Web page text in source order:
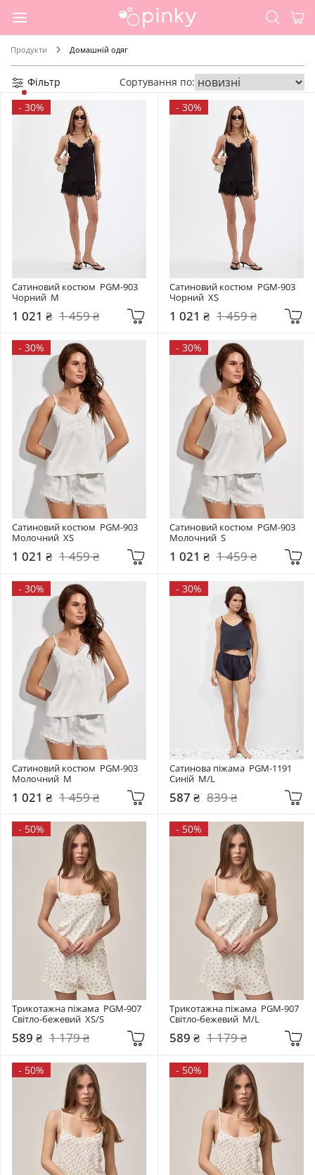
Продукти Домашній одяг
Фільтр
Сортування по:
- 30%
Сатиновий костюм  PGM-903
Чорний  M
1 021 ₴ 1 459 ₴
- 30%
Сатиновий костюм  PGM-903
Чорний  XS
1 021 ₴ 1 459 ₴
- 30%
Сатиновий костюм  PGM-903
Молочний  XS
1 021 ₴ 1 459 ₴
- 30%
Сатиновий костюм  PGM-903
Молочний  S
1 021 ₴ 1 459 ₴
- 30%
Сатиновий костюм  PGM-903
Молочний  M
1 021 ₴ 1 459 ₴
- 30%
Сатинова піжама  PGM-1191
Синій  M/L
587 ₴ 839 ₴
- 50%
Трикотажна піжама  PGM-907
Світло-бежевий  XS/S
589 ₴ 1 179 ₴
- 50%
Трикотажна піжама  PGM-907
Світло-бежевий  M/L
589 ₴ 1 179 ₴
- 50% - 50%